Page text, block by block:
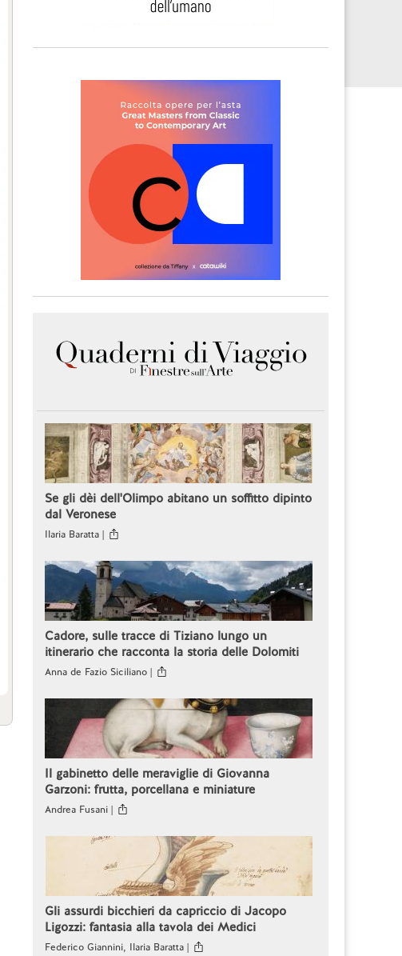
Se gli dèi dell'Olimpo abitano un soffitto dipinto
dal Veronese
Ilaria Baratta |
Cadore, sulle tracce di Tiziano lungo un
itinerario che racconta la storia delle Dolomiti
Anna de Fazio Siciliano |
Il gabinetto delle meraviglie di Giovanna
Garzoni: frutta, porcellana e miniature
Andrea Fusani |
Gli assurdi bicchieri da capriccio di Jacopo
Ligozzi: fantasia alla tavola dei Medici
Federico Giannini, Ilaria Baratta |